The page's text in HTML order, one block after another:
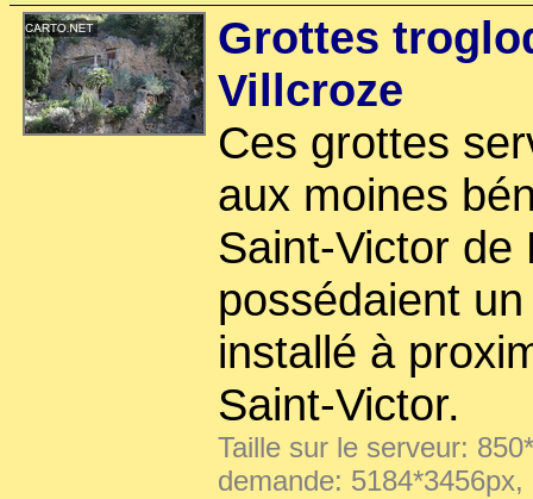
Grottes
Villcroze
Ces grottes
aux moines
Saint-Victor de
possédaient
installé à
Saint-Victor.
Taille sur le serveur:
demande: